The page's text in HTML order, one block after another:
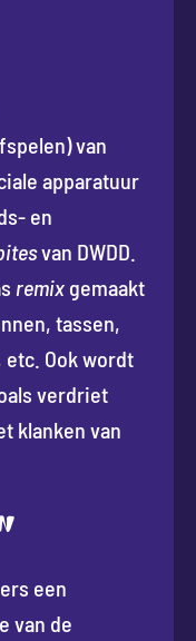
van
apparatuur
en
van DWDD.
remix gemaakt
tassen,
Ook wordt
verdriet
klanken van
een
van de